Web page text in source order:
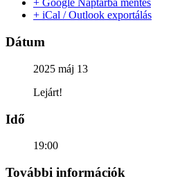
+ Google Naptárba mentés
+ iCal / Outlook exportálás
Dátum
2025 máj 13
Lejárt!
Idő
19:00
További információk